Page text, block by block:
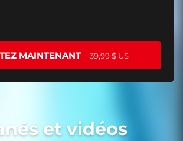
MAINTENANT 39,99 $ US
et vidéos